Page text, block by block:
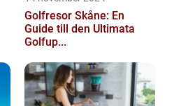
Golfresor Skåne: En
Guide till den Ultimata
Golfup...